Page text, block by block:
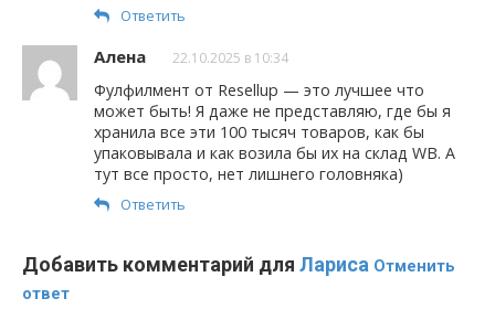
Ответить
Алена 22.10.2025 в 10:34
Фулфилмент от Resellup — это лучшее что
может быть! Я даже не представляю, где бы я
хранила все эти 100 тысяч товаров, как бы
упаковывала и как возила бы их на склад WB. А
тут все просто, нет лишнего головняка)
Ответить
Добавить комментарий для Лариса Отменить
ответ